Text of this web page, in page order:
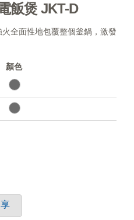
飯煲 JKT-D
全面性地包覆整個釜鍋，激發
顏色